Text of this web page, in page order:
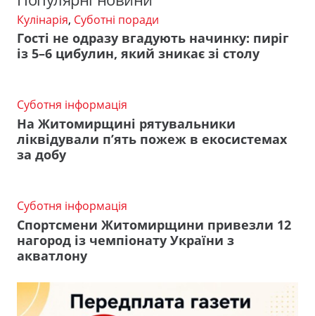
Кулінарія, Суботні поради
Гості не одразу вгадують начинку: пиріг
із 5–6 цибулин, який зникає зі столу
Суботня інформація
На Житомирщині рятувальники
ліквідували п’ять пожеж в екосистемах
за добу
Суботня інформація
Спортсмени Житомирщини привезли 12
нагород із чемпіонату України з
акватлону